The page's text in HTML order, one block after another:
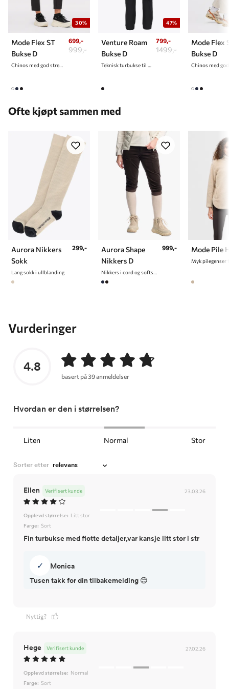
30%
Mode Flex ST
Bukse D
Chinos med god stretch til dame
699,-
999,-
47%
Venture Roam
Bukse D
Teknisk turbukse til dame
799,-
1499,-
Mode Flex
Bukse D
Ofte kjøpt sammen med
Aurora Nikkers
Sokk
Lang sokk i ullblanding
299,-
Aurora Shape
Nikkers D
Nikkers i cord og softshellmateriale til dame
999,- Mode Pile
Myk pilegenser
Vurderinger
4.8
basert på 39 anmeldelser
Hvordan er den i størrelsen?
Liten Normal Stor
Sorter etter
Ellen 23.03.26
Verifisert kunde
Opplevd størrelse: Litt stor
Farge: Sort
Fin turbukse med flotte detaljer,var kansje litt stor i str
✓
Monica
Tusen takk for din tilbakemelding 😊
Nyttig?
Hege 27.02.26
Verifisert kunde
Opplevd størrelse: Normal
Farge: Sort